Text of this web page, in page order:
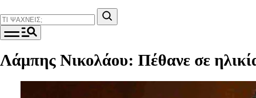
Λάμπης Νικολάου: Πέθανε σε